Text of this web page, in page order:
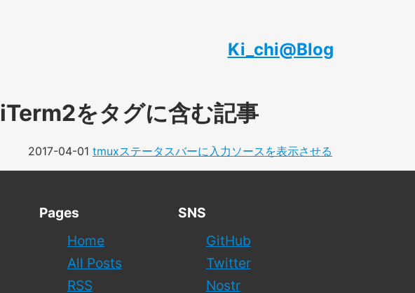
Ki_chi@Blog
iTerm2をタグに含む記事
2017-04-01 tmuxステータスバーに入力ソースを表示させる
Pages
Home
All Posts
RSS
SNS
GitHub
Twitter
Nostr